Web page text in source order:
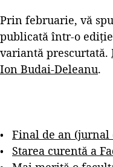
Prin februarie, vă
publicată într-o
variantă prescurtată.
Ion Budai-Deleanu.
Final de an
Starea curentă a